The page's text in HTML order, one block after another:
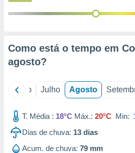
através
estudos
de
Como está o tempo em
agosto?
Junho Julho Agosto
T. Média : 18°C Máx.: 20°C Min:
Dias de chuva: 13 dias
Acum. de chuva: 79 mm